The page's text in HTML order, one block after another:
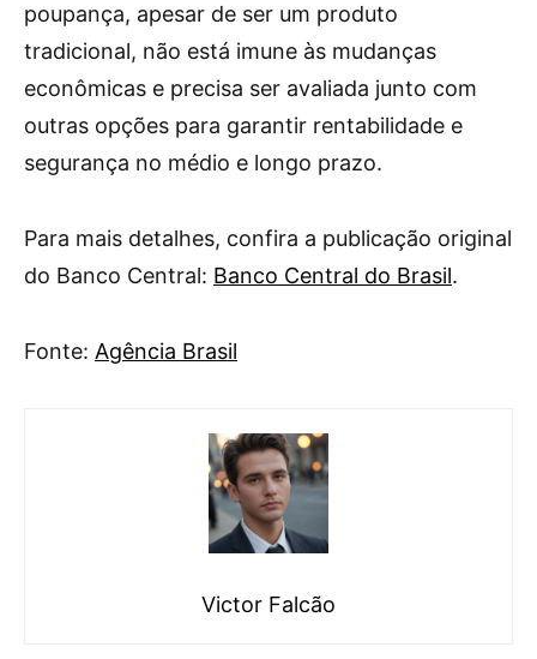
poupança, apesar de ser um produto
tradicional, não está imune às mudanças
econômicas e precisa ser avaliada junto com
outras opções para garantir rentabilidade e
segurança no médio e longo prazo.
Para mais detalhes, confira a publicação original
do Banco Central: Banco Central do Brasil.
Fonte: Agência Brasil
Victor Falcão